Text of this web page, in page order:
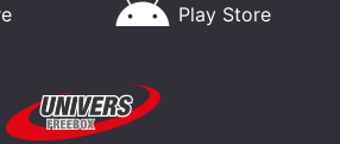
Play Store